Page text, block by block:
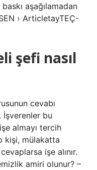
aşağılamadan
› ArticletayTEÇ-
şefi nasıl
cevabı
bu
almayı tercih
kişi, mülakatta
işe alınır.
amiri olunur? –